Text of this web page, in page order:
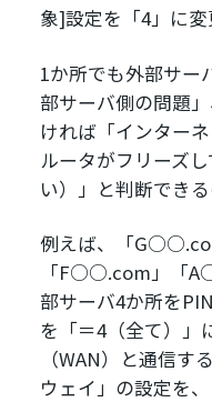
象]設定を「4」に変
1か所でも外部サー
部サーバ側の問題
ければ「インター
ルータがフリーズ
い）」と判断できる
例えば、「
「F○○.com」「
部サーバ4か所を
を「＝4（全て）」
（WAN）と通信す
ウェイ」の設定を